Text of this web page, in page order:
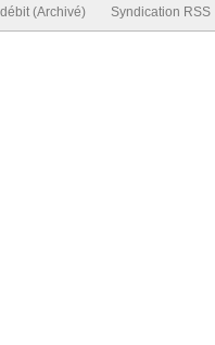
(Archivé) Syndication RSS